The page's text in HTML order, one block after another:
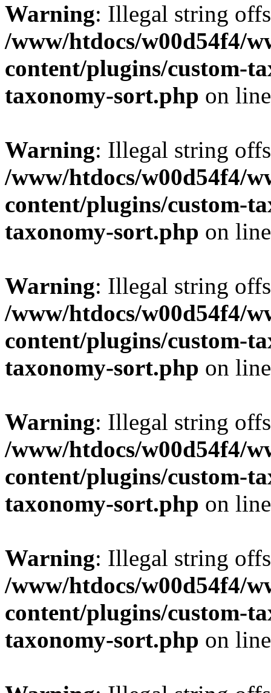
Warning: Illegal string
/www/htdocs/w00d54f4/
content/plugins/custom-
taxonomy-sort.php on
Warning: Illegal string
/www/htdocs/w00d54f4/
content/plugins/custom-
taxonomy-sort.php on
Warning: Illegal string
/www/htdocs/w00d54f4/
content/plugins/custom-
taxonomy-sort.php on
Warning: Illegal string
/www/htdocs/w00d54f4/
content/plugins/custom-
taxonomy-sort.php on
Warning: Illegal string
/www/htdocs/w00d54f4/
content/plugins/custom-
taxonomy-sort.php on